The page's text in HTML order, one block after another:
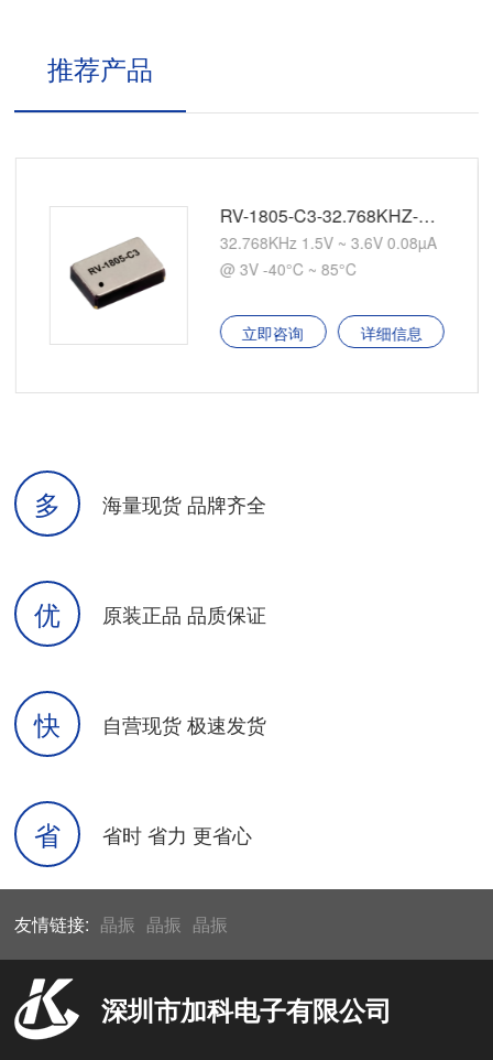
推荐产品
RV-1805-C3-32.768KHZ-2PPM-TA-QA
32.768KHz 1.5V ~ 3.6V 0.08µA
@ 3V -40°C ~ 85°C
立即咨询 详细信息
多 海量现货 品牌齐全
优 原装正品 品质保证
快 自营现货 极速发货
省 省时 省力 更省心
友情链接: 晶振 晶振 晶振
深圳市加科电子有限公司